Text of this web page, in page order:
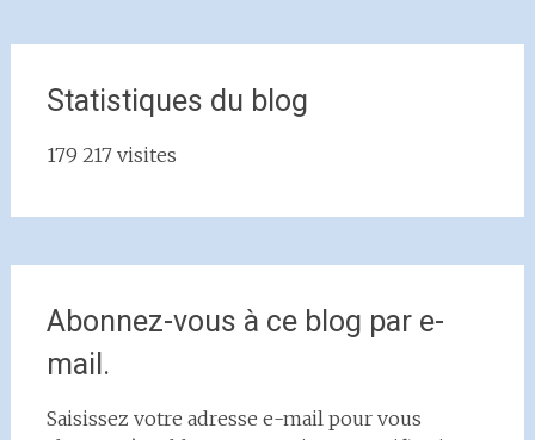
Statistiques du blog
179 217 visites
Abonnez-vous à ce blog par e-
mail.
Saisissez votre adresse e-mail pour vous